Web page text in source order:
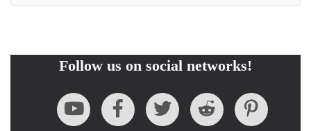
Follow us on social networks!